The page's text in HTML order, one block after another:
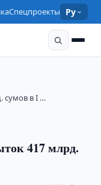
Спецпроекты Ру
сумов в I …
417 млрд.